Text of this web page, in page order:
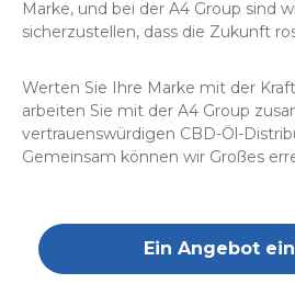
Marke, und bei der A4 Group sind
sicherzustellen, dass die Zukunft
Werten Sie Ihre Marke mit der
arbeiten Sie mit der A4 Group
vertrauenswürdigen CBD-Öl-
Gemeinsam können wir Großes
Ein Angebot